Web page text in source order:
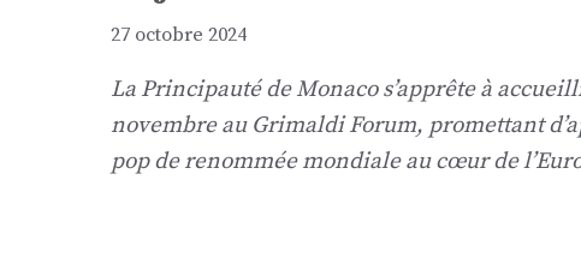
27 octobre 2024
La Principauté de Monaco s’apprête à
novembre au Grimaldi Forum, promettant
pop de renommée mondiale au cœur de